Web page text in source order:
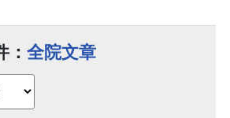
： 全院文章